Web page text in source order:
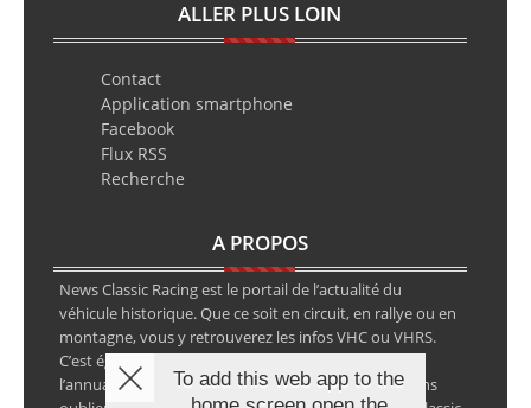
ALLER PLUS LOIN
Contact
Application smartphone
Facebook
Flux RSS
Recherche
A PROPOS
News Classic Racing est le portail de l’actualité du
véhicule historique. Que ce soit en circuit, en rallye ou en
montagne, vous y retrouverez les infos VHC ou VHRS.
C’est également le calendrier des épreuves ainsi que
l’annuaire des spécialistes de la voiture ancienne, sans
To add this web app to the